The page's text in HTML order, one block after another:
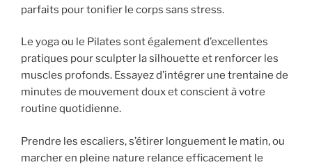
parfaits pour tonifier le corps sans stress.
Le yoga ou le Pilates sont également d’excellentes
pratiques pour sculpter la silhouette et renforcer les
muscles profonds. Essayez d’intégrer une trentaine de
minutes de mouvement doux et conscient à votre
routine quotidienne.
Prendre les escaliers, s’étirer longuement le matin, ou
marcher en pleine nature relance efficacement le